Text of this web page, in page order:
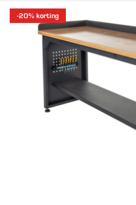
-20% korting